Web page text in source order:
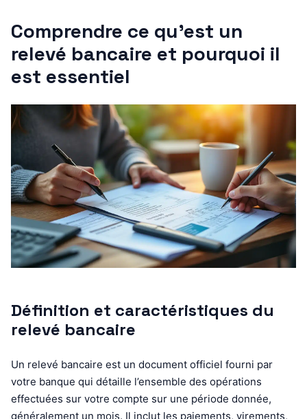
Comprendre ce qu’est un
relevé bancaire et pourquoi il
est essentiel
Définition et caractéristiques du
relevé bancaire
Un relevé bancaire est un document officiel fourni par
votre banque qui détaille l’ensemble des opérations
effectuées sur votre compte sur une période donnée,
généralement un mois. Il inclut les paiements, virements,